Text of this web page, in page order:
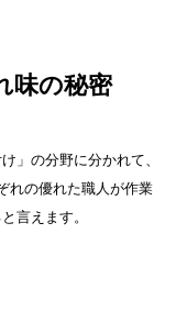
味の秘密
」の分野に分かれて、
れの優れた職人が作業
言えます。